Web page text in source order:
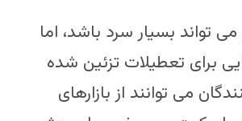
تواند بسیار سرد باشد، اما
برای تعطیلات تزئین شده
می توانند از بازارهای